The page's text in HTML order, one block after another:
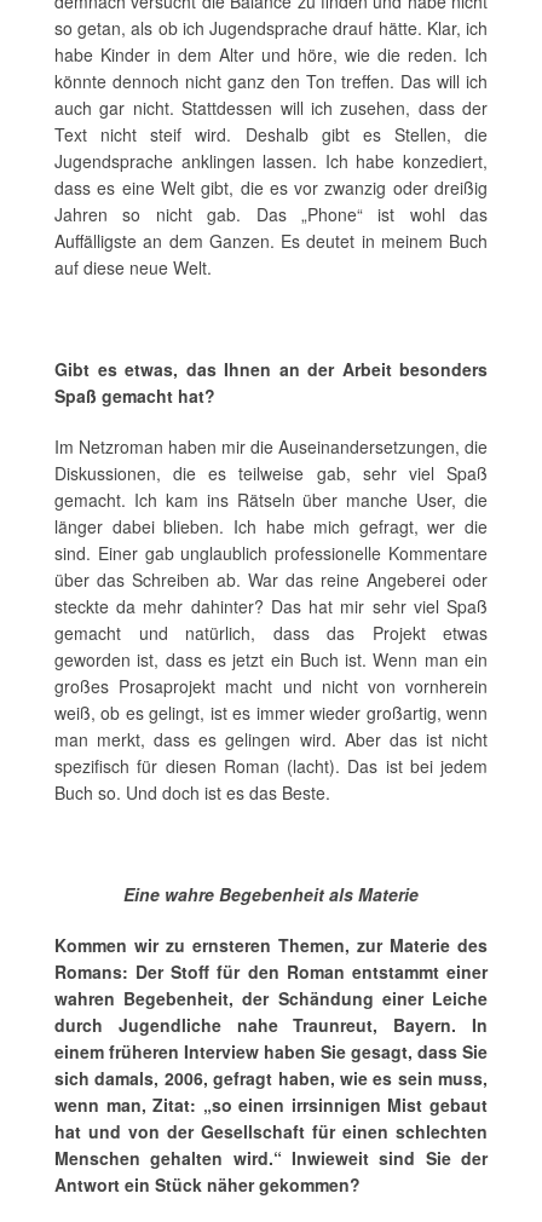
so getan, als ob ich Jugendsprache drauf hätte. Klar, ich
habe Kinder in dem Alter und höre, wie die reden. Ich
könnte dennoch nicht ganz den Ton treffen. Das will ich
auch gar nicht. Stattdessen will ich zusehen, dass der
Text nicht steif wird. Deshalb gibt es Stellen, die
Jugendsprache anklingen lassen. Ich habe konzediert,
dass es eine Welt gibt, die es vor zwanzig oder dreißig
Jahren so nicht gab. Das „Phone“ ist wohl das
Auffälligste an dem Ganzen. Es deutet in meinem Buch
auf diese neue Welt.
Gibt es etwas, das Ihnen an der Arbeit besonders
Spaß gemacht hat?
Im Netzroman haben mir die Auseinandersetzungen, die
Diskussionen, die es teilweise gab, sehr viel Spaß
gemacht. Ich kam ins Rätseln über manche User, die
länger dabei blieben. Ich habe mich gefragt, wer die
sind. Einer gab unglaublich professionelle Kommentare
über das Schreiben ab. War das reine Angeberei oder
steckte da mehr dahinter? Das hat mir sehr viel Spaß
gemacht und natürlich, dass das Projekt etwas
geworden ist, dass es jetzt ein Buch ist. Wenn man ein
großes Prosaprojekt macht und nicht von vornherein
weiß, ob es gelingt, ist es immer wieder großartig, wenn
man merkt, dass es gelingen wird. Aber das ist nicht
spezifisch für diesen Roman (lacht). Das ist bei jedem
Buch so. Und doch ist es das Beste.
Eine wahre Begebenheit als Materie
Kommen wir zu ernsteren Themen, zur Materie des
Romans: Der Stoff für den Roman entstammt einer
wahren Begebenheit, der Schändung einer Leiche
durch Jugendliche nahe Traunreut, Bayern. In
einem früheren Interview haben Sie gesagt, dass Sie
sich damals, 2006, gefragt haben, wie es sein muss,
wenn man, Zitat: „so einen irrsinnigen Mist gebaut
hat und von der Gesellschaft für einen schlechten
Menschen gehalten wird.“ Inwieweit sind Sie der
Antwort ein Stück näher gekommen?